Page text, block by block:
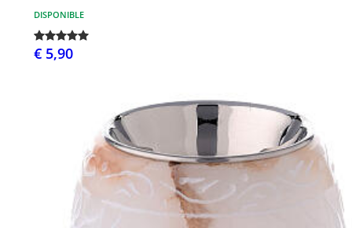
DISPONIBLE
€ 5,90